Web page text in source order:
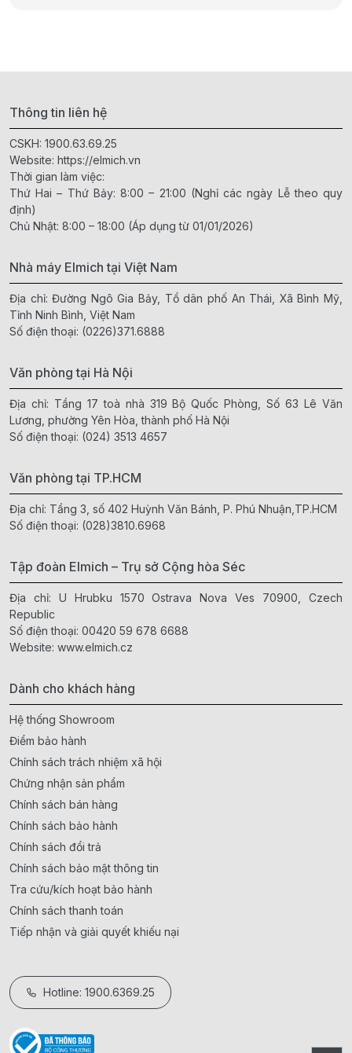
Thông tin liên hệ
CSKH: 1900.63.69.25
Website: https://elmich.vn
Thời gian làm việc:
Thứ Hai – Thứ Bảy: 8:00 – 21:00 (Nghỉ các ngày Lễ theo quy
định)
Chủ Nhật: 8:00 – 18:00 (Áp dụng từ 01/01/2026)
Nhà máy Elmich tại Việt Nam
Địa chỉ: Đường Ngô Gia Bảy, Tổ dân phố An Thái, Xã Bình Mỹ,
Tỉnh Ninh Bình, Việt Nam
Số điện thoại: (0226)371.6888
Văn phòng tại Hà Nội
Địa chỉ: Tầng 17 toà nhà 319 Bộ Quốc Phòng, Số 63 Lê Văn
Lương, phường Yên Hòa, thành phố Hà Nội
Số điện thoại: (024) 3513 4657
Văn phòng tại TP.HCM
Địa chỉ: Tầng 3, số 402 Huỳnh Văn Bánh, P. Phú Nhuận,TP.HCM
Số điện thoại: (028)3810.6968
Tập đoàn Elmich – Trụ sở Cộng hòa Séc
Địa chỉ: U Hrubku 1570 Ostrava Nova Ves 70900, Czech
Republic
Số điện thoại: 00420 59 678 6688
Website: www.elmich.cz
Dành cho khách hàng
Hệ thống Showroom
Điểm bảo hành
Chính sách trách nhiệm xã hội
Chứng nhận sản phẩm
Chính sách bán hàng
Chính sách bảo hành
Chính sách đổi trả
Chính sách bảo mật thông tin
Tra cứu/kích hoạt bảo hành
Chính sách thanh toán
Tiếp nhận và giải quyết khiếu nại
Hotline: 1900.6369.25